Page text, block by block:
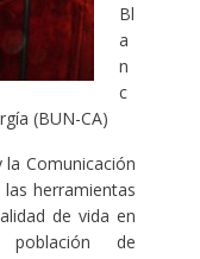
Bl
a
n
c
(BUN-CA)
Comunicación
herramientas
de vida en
de